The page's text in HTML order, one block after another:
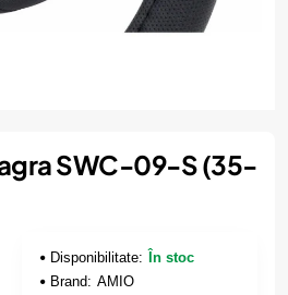
SWC-09-S (35-
Disponibilitate:
În stoc
Brand: AMIO